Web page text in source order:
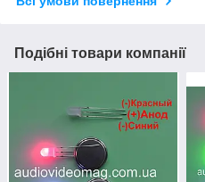
Подібні товари компанії